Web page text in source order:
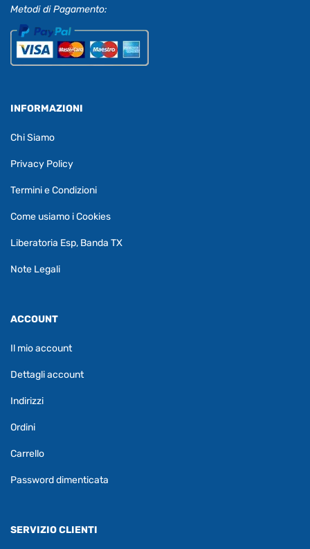
Metodi di Pagamento:
INFORMAZIONI
Chi Siamo
Privacy Policy
Termini e Condizioni
Come usiamo i Cookies
Liberatoria Esp, Banda TX
Note Legali
ACCOUNT
Il mio account
Dettagli account
Indirizzi
Ordini
Carrello
Password dimenticata
SERVIZIO CLIENTI